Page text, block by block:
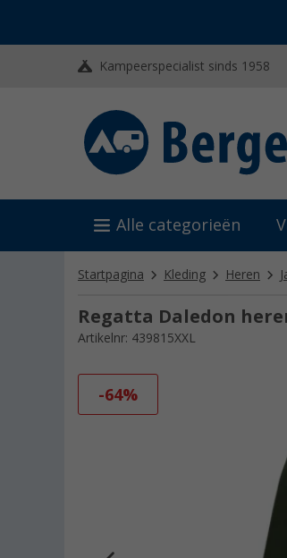
Kampeerspecialist sinds 1958
Alle categorieën
Startpagina Kleding Heren
Regatta Daledon
Artikelnr: 439815XXL
-64%